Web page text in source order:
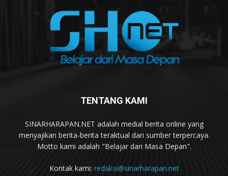
TENTANG KAMI
SINARHARAPAN.NET adalah medial berita online yang
menyajikan berita-berita teraktual dari sumber terpercaya.
Motto kami adalah "Belajar dari Masa Depan".
Kontak kami: redaksi@sinarharapan.net